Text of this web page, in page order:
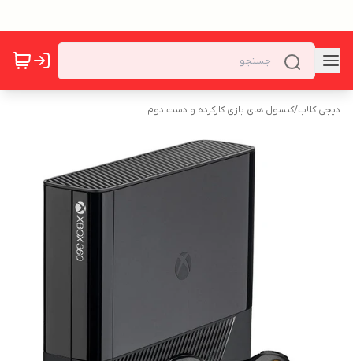
دیجی کلاب/کنسول های بازی کارکرده و دست دوم